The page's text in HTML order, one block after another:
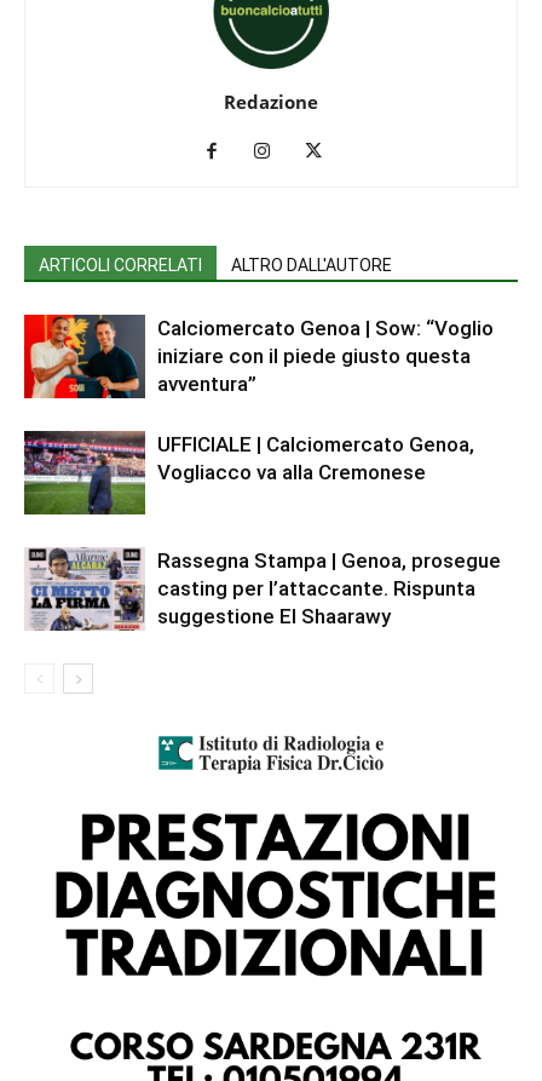
Redazione
ARTICOLI CORRELATI ALTRO DALL'AUTORE
Calciomercato Genoa | Sow: “Voglio
iniziare con il piede giusto questa
avventura”
UFFICIALE | Calciomercato Genoa,
Vogliacco va alla Cremonese
Rassegna Stampa | Genoa, prosegue
casting per l’attaccante. Rispunta
suggestione El Shaarawy